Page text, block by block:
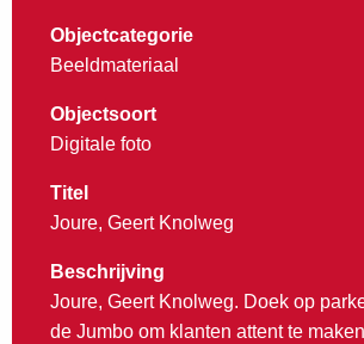
Objectcategorie
Beeldmateriaal
Objectsoort
Digitale foto
Titel
Joure, Geert Knolweg
Beschrijving
Joure, Geert Knolweg. Doek op
de Jumbo om klanten attent te